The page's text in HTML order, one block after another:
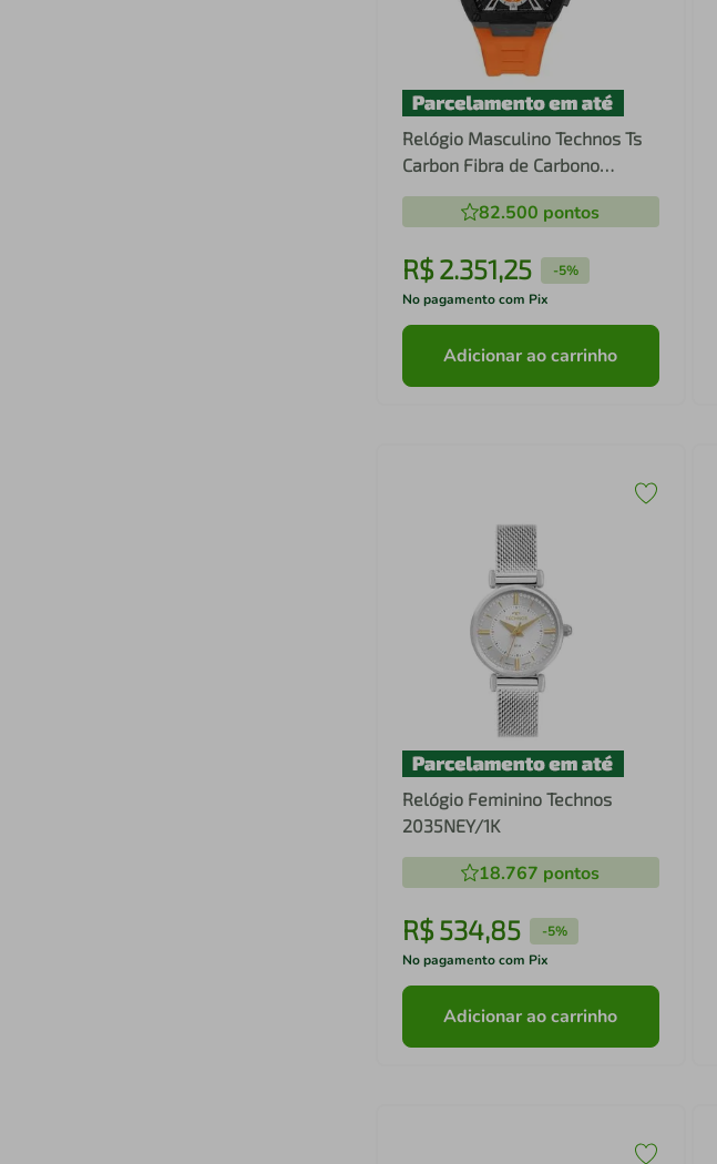
Relógio Masculino Technos Ts
Carbon Fibra de Carbono
JS25BDX/2P
82.500 pontos
R$ 2.351,25 -5%
No pagamento com Pix
Adicionar ao carrinho
Relógio Feminino Technos
2035NEY/1K
18.767 pontos
R$ 534,85 -5%
No pagamento com Pix
Adicionar ao carrinho